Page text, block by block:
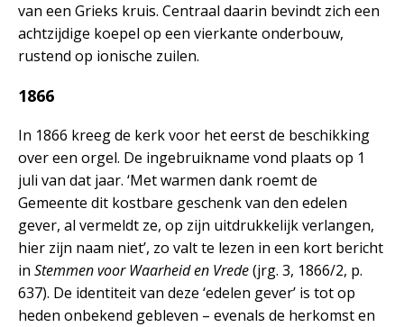
van een Grieks kruis. Centraal daarin bevindt zich een
achtzijdige koepel op een vierkante onderbouw,
rustend op ionische zuilen.
1866
In 1866 kreeg de kerk voor het eerst de beschikking
over een orgel. De ingebruikname vond plaats op 1
juli van dat jaar. ‘Met warmen dank roemt de
Gemeente dit kostbare geschenk van den edelen
gever, al vermeldt ze, op zijn uitdrukkelijk verlangen,
hier zijn naam niet’, zo valt te lezen in een kort bericht
in Stemmen voor Waarheid en Vrede(jrg. 3, 1866/2, p.
637). De identiteit van deze ‘edelen gever’ is tot op
heden onbekend gebleven – evenals de herkomst en